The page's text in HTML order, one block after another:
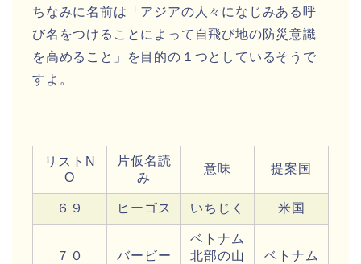
ちなみに名前は「 アジアの人々になじみある呼
び名をつけることによって自飛び地の防災意識
を高めること 」を目的の１つとしているそうで
すよ。
リストN
O
片仮名読
み
意味 提案国
６９ ヒーゴス いちじく 米国
７０ バービー
ベトナム
北部の山
ベトナム